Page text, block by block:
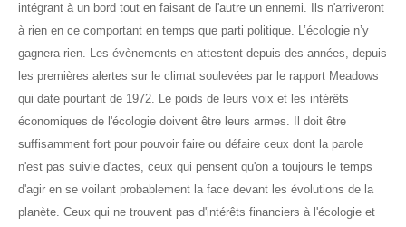
intégrant à un bord tout en faisant de l'autre un ennemi. Ils n'arriveront
à rien en ce comportant en temps que parti politique. L’écologie n’y
gagnera rien. Les évènements en attestent depuis des années, depuis
les premières alertes sur le climat soulevées par le rapport Meadows
qui date pourtant de 1972. Le poids de leurs voix et les intérêts
économiques de l'écologie doivent être leurs armes. Il doit être
suffisamment fort pour pouvoir faire ou défaire ceux dont la parole
n'est pas suivie d'actes, ceux qui pensent qu'on a toujours le temps
d'agir en se voilant probablement la face devant les évolutions de la
planète. Ceux qui ne trouvent pas d'intérêts financiers à l'écologie et